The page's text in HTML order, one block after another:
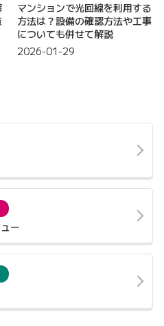
マンションで光回線を利用する
方法は？設備の確認方法や工事
についても併せて解説
2026-01-29
ー